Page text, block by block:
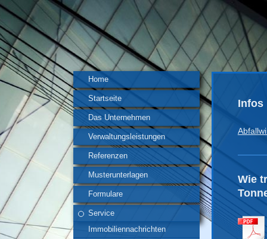
Home
Startseite
Das Unternehmen
Verwaltungsleistungen
Referenzen
Musterunterlagen
Formulare
Service
Immobiliennachrichten
Infos
Wie